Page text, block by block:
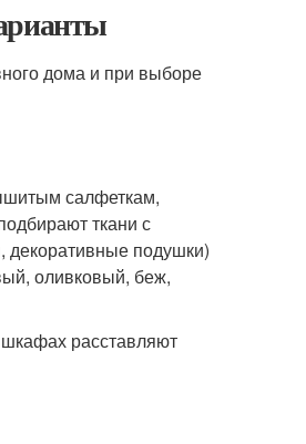
дома и при выборе
салфеткам,
ткани с
декоративные подушки)
оливковый, беж,
расставляют